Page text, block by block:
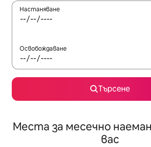
Настаняване
Освобождаване
Търсене
Места за месечно
вас